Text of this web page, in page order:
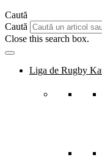
Caută
Caută
Close this search box.
Liga de Rugby